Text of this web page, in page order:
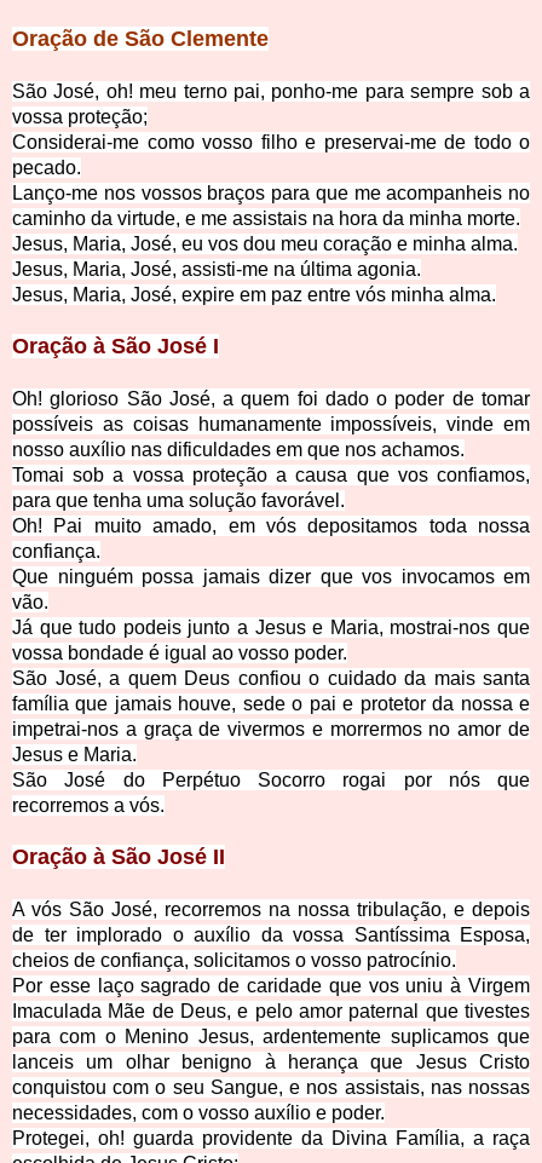
Oração de São Clemente
São José, oh! meu terno pai, ponho-me para sempre sob a
vossa proteção;
Considerai-me como vosso filho e preservai-me de todo o
pecado.
Lanço-me nos vossos braços para que me acompanheis no
caminho da virtude, e me assistais na hora da minha morte.
Jesus, Maria, José, eu vos dou meu coração e minha alma.
Jesus, Maria, José, assisti-me na última agonia.
Jesus, Maria, José, expire em paz entre vós minha alma.
Oração à São José I
Oh! glorioso São José, a quem foi dado o poder de tomar
possíveis as coisas humanamente impossíveis, vinde em
nosso auxílio nas dificuldades em que nos achamos.
Tomai sob a vossa proteção a causa que vos confiamos,
para que tenha uma solução favorável.
Oh! Pai muito amado, em vós depositamos toda nossa
confiança.
Que ninguém possa jamais dizer que vos invocamos em
vão.
Já que tudo podeis junto a Jesus e Maria, mostrai-nos que
vossa bondade é igual ao vosso poder.
São José, a quem Deus confiou o cuidado da mais santa
família que jamais houve, sede o pai e protetor da nossa e
impetrai-nos a graça de vivermos e morrermos no amor de
Jesus e Maria.
São José do Perpétuo Socorro rogai por nós que
recorremos a vós.
Oração à São José II
A vós São José, recorremos na nossa tribulação, e depois
de ter implorado o auxílio da vossa Santíssima Esposa,
cheios de confiança, solicitamos o vosso patrocínio.
Por esse laço sagrado de caridade que vos uniu à Virgem
Imaculada Mãe de Deus, e pelo amor paternal que tivestes
para com o Menino Jesus, ardentemente suplicamos que
lanceis um olhar benigno à herança que Jesus Cristo
conquistou com o seu Sangue, e nos assistais, nas nossas
necessidades, com o vosso auxílio e poder.
Protegei, oh! guarda providente da Divina Família, a raça